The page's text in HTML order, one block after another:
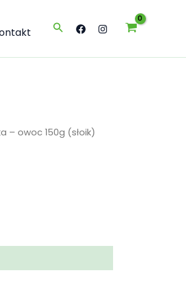
Szukaj
– owoc 150g (słoik)